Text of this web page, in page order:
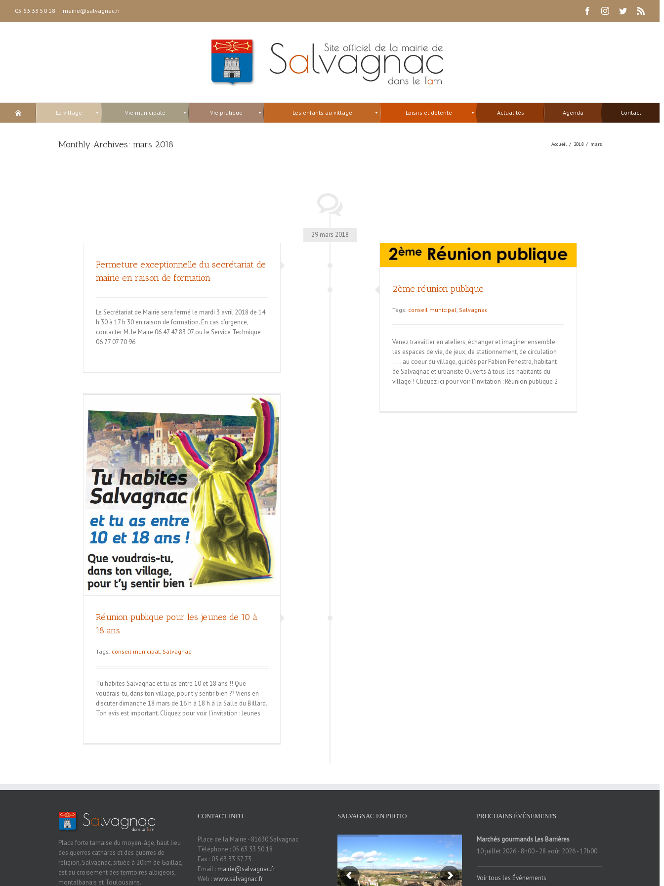
05 63 33 50 18 | mairie@salvagnac.fr FacebookInstagram
Twitter
Le village Vie municipale Vie pratique Les enfants au village Loisirs et détente Actualités Agenda Contact
Monthly Archives: mars 2018 Accueil / 2018 / mars
29 mars 2018
Fermeture exceptionnelle du secrétariat de
mairie en raison de formation
Le Secrétariat de Mairie sera fermé le mardi 3 avril 2018 de 14
h 30 à 17 h 30 en raison de formation. En cas d’urgence,
contacter M. le Maire 06 47 47 83 07 ou le Service Technique
06 77 07 70 96
2ème réunion publique
Tags: conseil municipal, Salvagnac
Venez travailler en ateliers, échanger et imaginer ensemble
les espaces de vie, de jeux, de stationnement, de circulation
..... au coeur du village, guidés par Fabien Fenestre, habitant
de Salvagnac et urbaniste Ouverts à tous les habitants du
village ! Cliquez ici pour voir l'invitation : Réunion publique 2
Réunion publique pour les jeunes de 10 à
18 ans
Tags: conseil municipal, Salvagnac
Tu habites Salvagnac et tu as entre 10 et 18 ans !! Que
voudrais-tu, dans ton village, pour t'y sentir bien ?? Viens en
discuter dimanche 18 mars de 16 h à 18 h à la Salle du Billard.
Ton avis est important. Cliquez pour voir l'invitation : Jeunes
Place forte tarnaise du moyen-âge, haut lieu
des guerres cathares et des guerres de
religion, Salvagnac, située à 20km de Gaillac,
est au croisement des territoires albigeois,
montalbanais et Toulousains.
CONTACT INFO
Place de la Mairie - 81630 Salvagnac
Téléphone : 05 63 33 50 18
Fax : 05 63 33 57 73
Email : mairie@salvagnac.fr
Web :www.salvagnac.fr
SALVAGNAC EN PHOTO PROCHAINS ÉVÉNEMENTS
Marchés gourmands Les Barrières
10 juillet 2026 - 8h00- 28 août 2026 - 17h00
Voir tous les Évènements